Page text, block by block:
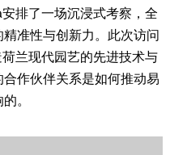
排了一场沉浸式考察，全
准性与创新力。此次访问
兰现代园艺的先进技术与
作伙伴关系是如何推动易
。